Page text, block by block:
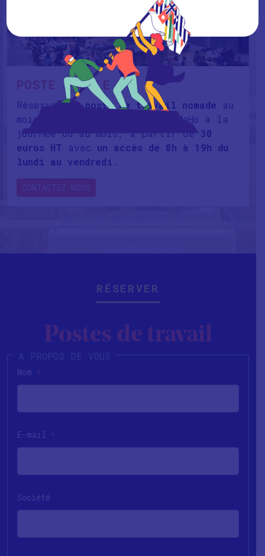
POSTE MOBILE
Réservezun poste de travail nomade au
mois au sein de l’Atrium du MoHo à la
journée ou au mois, à partir de30
euros HT avec un accès de 8h à 19h du
lundi au vendredi .
CONTACTEZ-NOUS
RÉSERVER
Postes de travail
Nom *
E-mail *
Société